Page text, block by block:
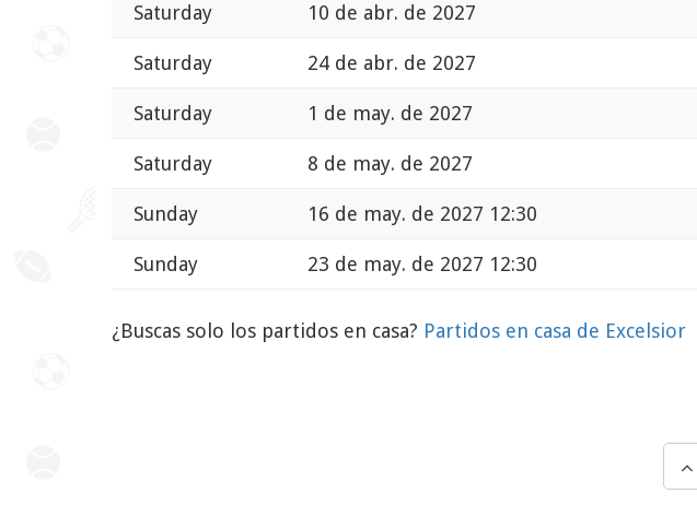
Saturday 10 de abr. de 2027
Saturday 24 de abr. de 2027
Saturday 1 de may. de 2027
Saturday 8 de may. de 2027
Sunday 16 de may. de 2027 12:30
Sunday 23 de may. de 2027 12:30
¿Buscas solo los partidos en casa? Partidos en casa de Excelsior